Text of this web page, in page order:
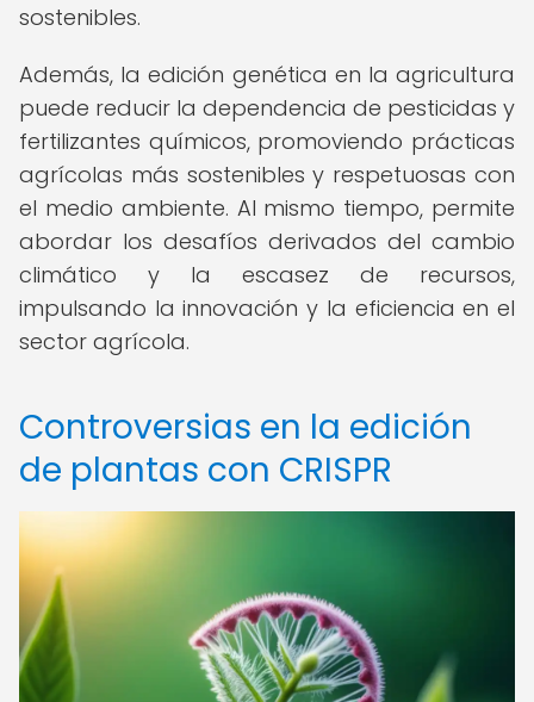
sostenibles.
Además, la edición genética en la agricultura
puede reducir la dependencia de pesticidas y
fertilizantes químicos, promoviendo prácticas
agrícolas más sostenibles y respetuosas con
el medio ambiente. Al mismo tiempo, permite
abordar los desafíos derivados del cambio
climático y la escasez de recursos,
impulsando la innovación y la eficiencia en el
sector agrícola.
Controversias en la edición
de plantas con CRISPR